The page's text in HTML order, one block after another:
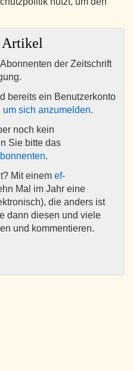
der Zeitschrift
bereits ein Benutzerkonto
um sich anzumelden.
noch kein
Sie bitte das
.
Mit einem ef-
Mal im Jahr eine
die anders ist
dann diesen und viele
und kommentieren.